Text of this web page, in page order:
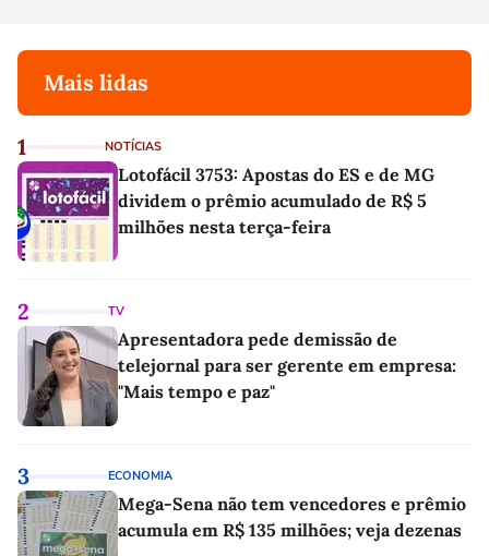
Mais lidas
1 NOTÍCIAS
Lotofácil 3753: Apostas do ES e de MG
dividem o prêmio acumulado de R$ 5
milhões nesta terça-feira
2 TV
Apresentadora pede demissão de
telejornal para ser gerente em empresa:
"Mais tempo e paz"
3 ECONOMIA
Mega-Sena não tem vencedores e prêmio
acumula em R$ 135 milhões; veja dezenas